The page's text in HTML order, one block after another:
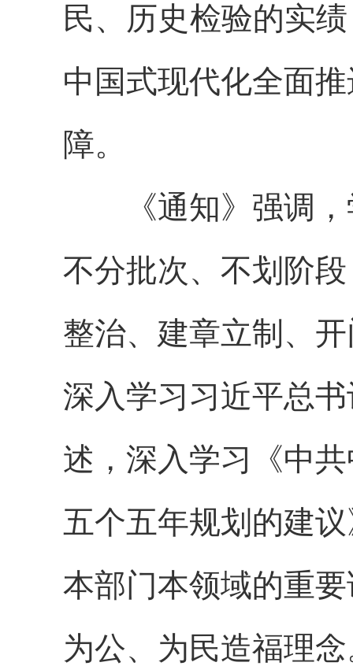
民、历史检验的实
中国式现代化全面
障。
《通知》强调
不分批次、不划阶
整治、建章立制、
深入学习习近平总
述，深入学习《中
五个五年规划的建
本部门本领域的重
为公、为民造福理